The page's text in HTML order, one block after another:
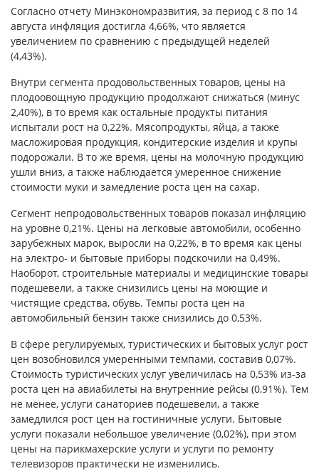
Согласно отчету Минэкономразвития, за период с 8 по 14
августа инфляция достигла 4,66%, что является
увеличением по сравнению с предыдущей неделей
(4,43%).
Внутри сегмента продовольственных товаров, цены на
плодоовощную продукцию продолжают снижаться (минус
2,40%), в то время как остальные продукты питания
испытали рост на 0,22%. Мясопродукты, яйца, а также
масложировая продукция, кондитерские изделия и крупы
подорожали. В то же время, цены на молочную продукцию
ушли вниз, а также наблюдается умеренное снижение
стоимости муки и замедление роста цен на сахар.
Сегмент непродовольственных товаров показал инфляцию
на уровне 0,21%. Цены на легковые автомобили, особенно
зарубежных марок, выросли на 0,22%, в то время как цены
на электро- и бытовые приборы подскочили на 0,49%.
Наоборот, строительные материалы и медицинские товары
подешевели, а также снизились цены на моющие и
чистящие средства, обувь. Темпы роста цен на
автомобильный бензин также снизились до 0,53%.
В сфере регулируемых, туристических и бытовых услуг рост
цен возобновился умеренными темпами, составив 0,07%.
Стоимость туристических услуг увеличилась на 0,53% из-за
роста цен на авиабилеты на внутренние рейсы (0,91%). Тем
не менее, услуги санаториев подешевели, а также
замедлился рост цен на гостиничные услуги. Бытовые
услуги показали небольшое увеличение (0,02%), при этом
цены на парикмахерские услуги и услуги по ремонту
телевизоров практически не изменились.